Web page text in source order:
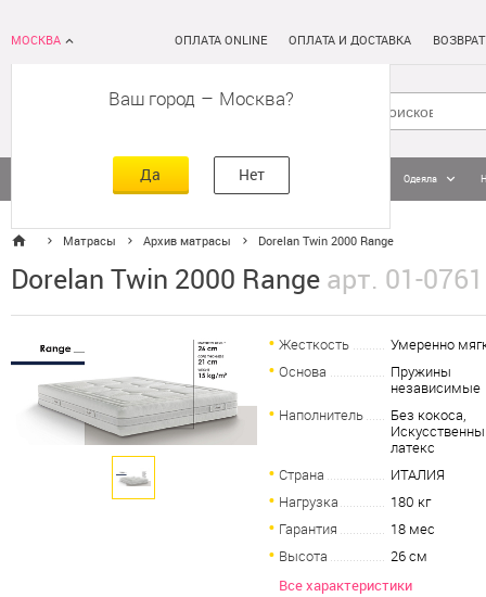
МОСКВА
Ваш город – Москва
Да Нет
ОПЛАТА ONLINE ОПЛАТА И ДОСТАВКА
Кровати Постельное белье Одеяла
Матрасы Архив матрасы Dorelan Twin 2000 Range
Dorelan Twin 2000 Range арт. 01-0761
Жесткость
Умеренно
Основа
Пружины
независимые
Наполнитель
Без кокоса,
латекс
Страна
ИТАЛИЯ
Нагрузка
180 кг
Гарантия
18 мес
Высота
26 см
Все характеристики